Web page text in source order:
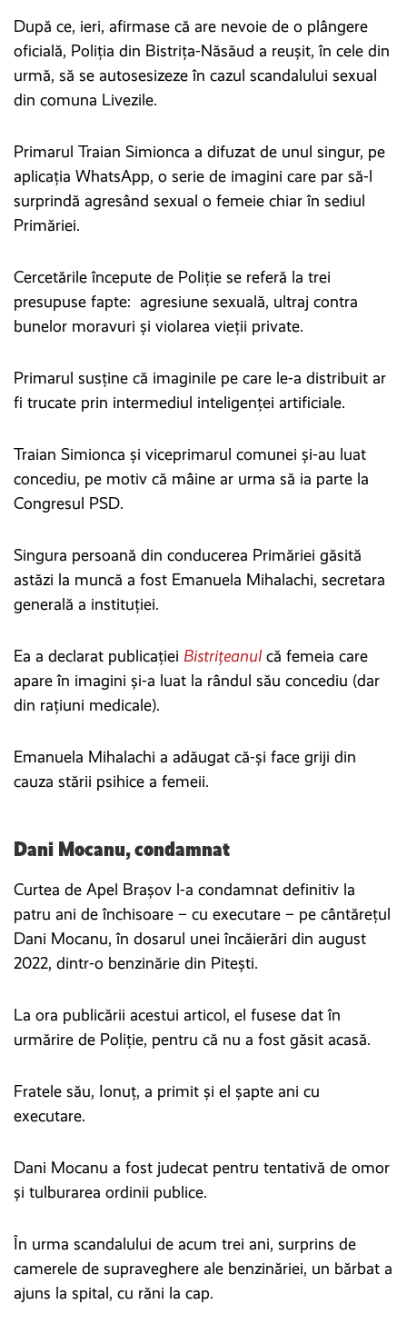
După ce, ieri, afirmase că are nevoie de o plângere
oficială, Poliția din Bistrița-Năsăud a reușit, în cele din
urmă, să se autosesizeze în cazul scandalului sexual
din comuna Livezile.
Primarul Traian Simionca a difuzat de unul singur, pe
aplicația WhatsApp, o serie de imagini care par să-l
surprindă agresând sexual o femeie chiar în sediul
Primăriei.
Cercetările începute de Poliție se referă la trei
presupuse fapte: agresiune sexuală, ultraj contra
bunelor moravuri și violarea vieții private.
Primarul susține că imaginile pe care le-a distribuit ar
fi trucate prin intermediul inteligenței artificiale.
Traian Simionca și viceprimarul comunei și-au luat
concediu, pe motiv că mâine ar urma să ia parte la
Congresul PSD.
Singura persoană din conducerea Primăriei găsită
astăzi la muncă a fost Emanuela Mihalachi, secretara
generală a instituției.
Ea a declarat publicației Bistrițeanul că femeia care
apare în imagini și-a luat la rândul său concediu (dar
din rațiuni medicale).
Emanuela Mihalachi a adăugat că-și face griji din
cauza stării psihice a femeii.
Dani Mocanu, condamnat
Curtea de Apel Brașov l-a condamnat definitiv la
patru ani de închisoare – cu executare – pe cântărețul
Dani Mocanu, în dosarul unei încăierări din august
2022, dintr-o benzinărie din Pitești.
La ora publicării acestui articol, el fusese dat în
urmărire de Poliție, pentru că nu a fost găsit acasă.
Fratele său, Ionuț, a primit și el șapte ani cu
executare.
Dani Mocanu a fost judecat pentru tentativă de omor
şi tulburarea ordinii publice.
În urma scandalului de acum trei ani, surprins de
camerele de supraveghere ale benzinăriei, un bărbat a
ajuns la spital, cu răni la cap.